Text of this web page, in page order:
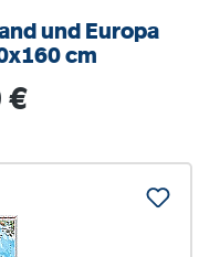
und Europa
cm
€